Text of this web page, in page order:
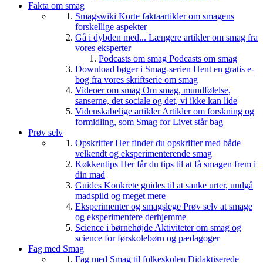
Fakta om smag
Smagswiki Korte faktaartikler om smagens
forskellige aspekter
Gå i dybden med... Længere artikler om smag fra
vores eksperter
Podcasts om smag Podcasts om smag
Download bøger i Smag-serien Hent en gratis e-
bog fra vores skriftserie om smag
Videoer om smag Om smag, mundfølelse,
sanserne, det sociale og det, vi ikke kan lide
Videnskabelige artiklerArtikler om forskning og
formidling, som Smag for Livet står bag
Prøv selv
OpskrifterHer finder du opskrifter med både
velkendt og eksperimenterende smag
Køkkentips Her får du tips til at få smagen frem i
din mad
Guides Konkrete guides til at sanke urter, undgå
madspild og meget mere
Eksperimenter og smagslege Prøv selv at smage
og eksperimentere derhjemme
Science i børnehøjde Aktiviteter om smag og
science for førskolebørn og pædagoger
Fag med Smag
Fag med Smag til folkeskolen Didaktiserede